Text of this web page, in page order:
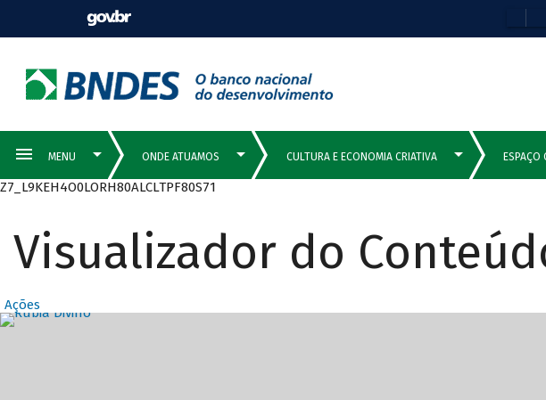
Z7_L9KEH4O0LORH80ALCLTPF80S71
Visualizador do
Ações
Destaques